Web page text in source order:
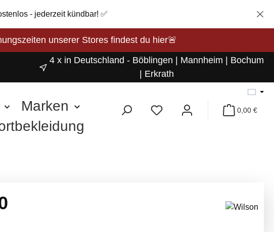
- jederzeit kündbar! ✅
unserer Stores findest du hier🚨
4 x in Deutschland - Böblingen | Mannheim | Bochum
| Erkrath
Marken
0,00 €